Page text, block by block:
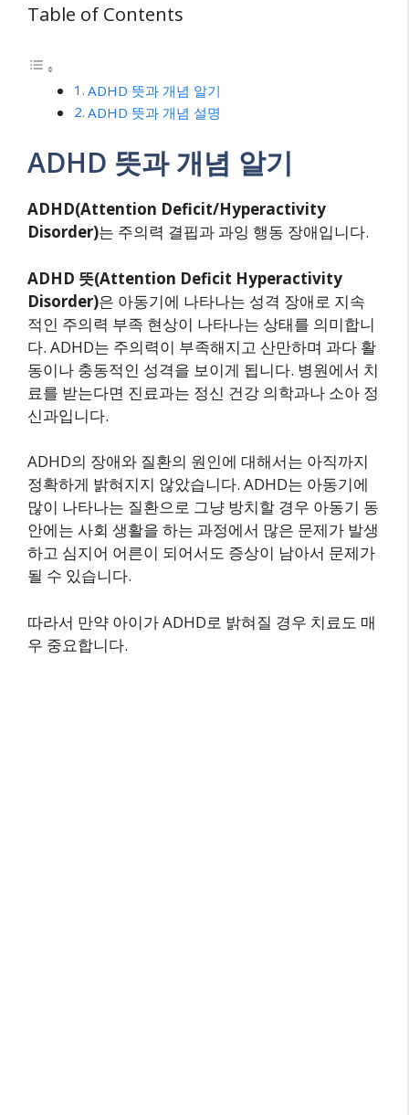
Table of Contents
ADHD 뜻과 개념 알기
ADHD 뜻과 개념 설명
ADHD 뜻과 개념 알기
ADHD(Attention Deficit/Hyperactivity
Disorder)는 주의력 결핍과 과잉 행동 장애입니다.
ADHD 뜻(Attention Deficit Hyperactivity
Disorder)은 아동기에 나타나는 성격 장애로 지속
적인 주의력 부족 현상이 나타나는 상태를 의미합니
다. ADHD는 주의력이 부족해지고 산만하며 과다 활
동이나 충동적인 성격을 보이게 됩니다. 병원에서 치
료를 받는다면 진료과는 정신 건강 의학과나 소아 정
신과입니다.
ADHD의 장애와 질환의 원인에 대해서는 아직까지
정확하게 밝혀지지 않았습니다. ADHD는 아동기에
많이 나타나는 질환으로 그냥 방치할 경우 아동기 동
안에는 사회 생활을 하는 과정에서 많은 문제가 발생
하고 심지어 어른이 되어서도 증상이 남아서 문제가
될 수 있습니다.
따라서 만약 아이가 ADHD로 밝혀질 경우 치료도 매
우 중요합니다.